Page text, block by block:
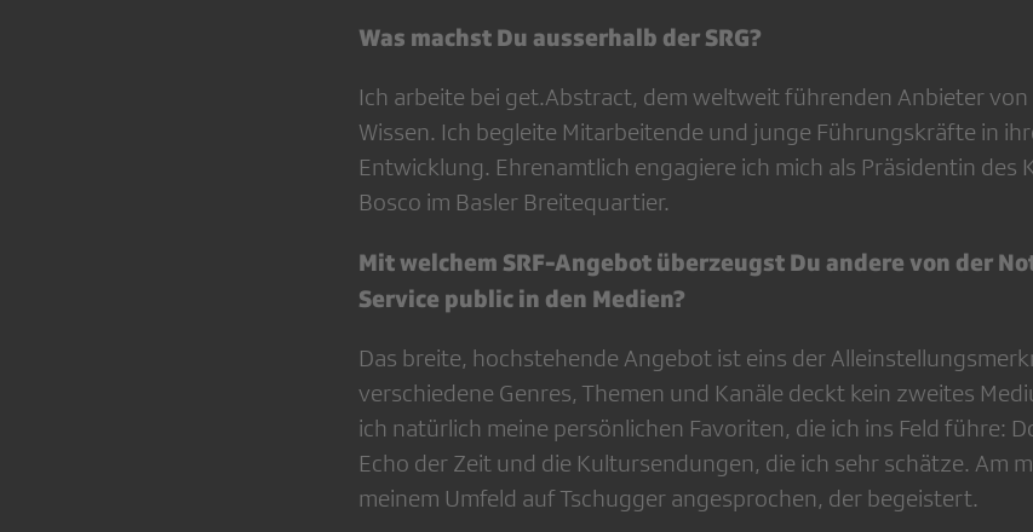
Was machst Du ausserhalb der SRG?
Ich arbeite bei get.Abstract, dem weltweit führenden Anbieter
Wissen. Ich begleite Mitarbeitende und junge Führungskräfte in
Entwicklung. Ehrenamtlich engagiere ich mich als Präsidentin des
Bosco im Basler Breitequartier.
Mit welchem SRF-Angebot überzeugst Du andere von der
Service public in den Medien?
Das breite, hochstehende Angebot ist eins der
verschiedene Genres, Themen und Kanäle deckt kein zweites
ich natürlich meine persönlichen Favoriten, die ich ins Feld führe:
Echo der Zeit und die Kultursendungen, die ich sehr schätze. Am
meinem Umfeld auf Tschugger angesprochen, der begeistert.